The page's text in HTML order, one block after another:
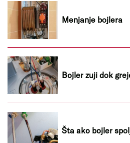
Menjanje bojlera
Bojler zuji dok
Šta ako bojler